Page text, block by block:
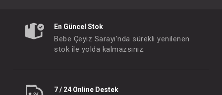
En Güncel Stok
Bebe Çeyiz Sarayı'nda sürekli yenilenen
stok ile yolda kalmazsınız.
7 / 24 Online Destek